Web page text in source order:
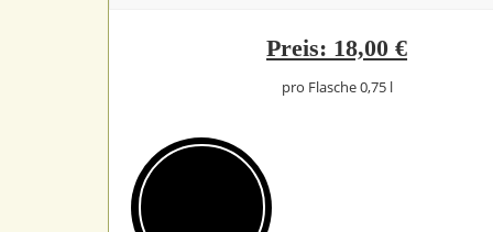
Preis: 18,00 €
pro Flasche 0,75 l